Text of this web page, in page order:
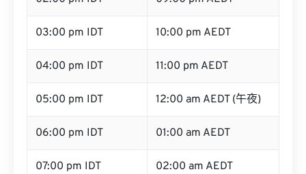
03:00 pm IDT 10:00 pm AEDT
04:00 pm IDT 11:00 pm AEDT
05:00 pm IDT 12:00 am AEDT (午夜)
06:00 pm IDT 01:00 am AEDT
07:00 pm IDT 02:00 am AEDT